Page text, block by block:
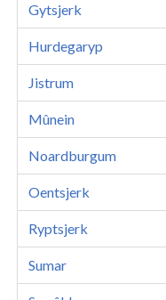
Gytsjerk
Hurdegaryp
Jistrum
Mûnein
Noardburgum
Oentsjerk
Ryptsjerk
Sumar